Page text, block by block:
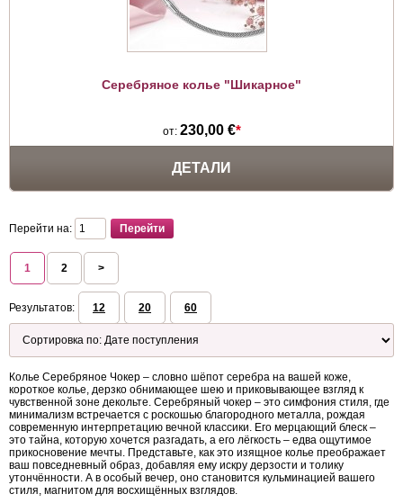
Серебряное колье "Шикарное"
от: 230,00 €*
ДЕТАЛИ
Перейти на:
1 2 >
Результатов: 12 20 60
Колье Серебряное Чокер – словно шёпот серебра на вашей коже,
короткое колье, дерзко обнимающее шею и приковывающее взгляд к
чувственной зоне декольте. Серебряный чокер – это симфония стиля, где
минимализм встречается с роскошью благородного металла, рождая
современную интерпретацию вечной классики. Его мерцающий блеск –
это тайна, которую хочется разгадать, а его лёгкость – едва ощутимое
прикосновение мечты. Представьте, как это изящное колье преображает
ваш повседневный образ, добавляя ему искру дерзости и толику
утончённости. А в особый вечер, оно становится кульминацией вашего
стиля, магнитом для восхищённых взглядов.